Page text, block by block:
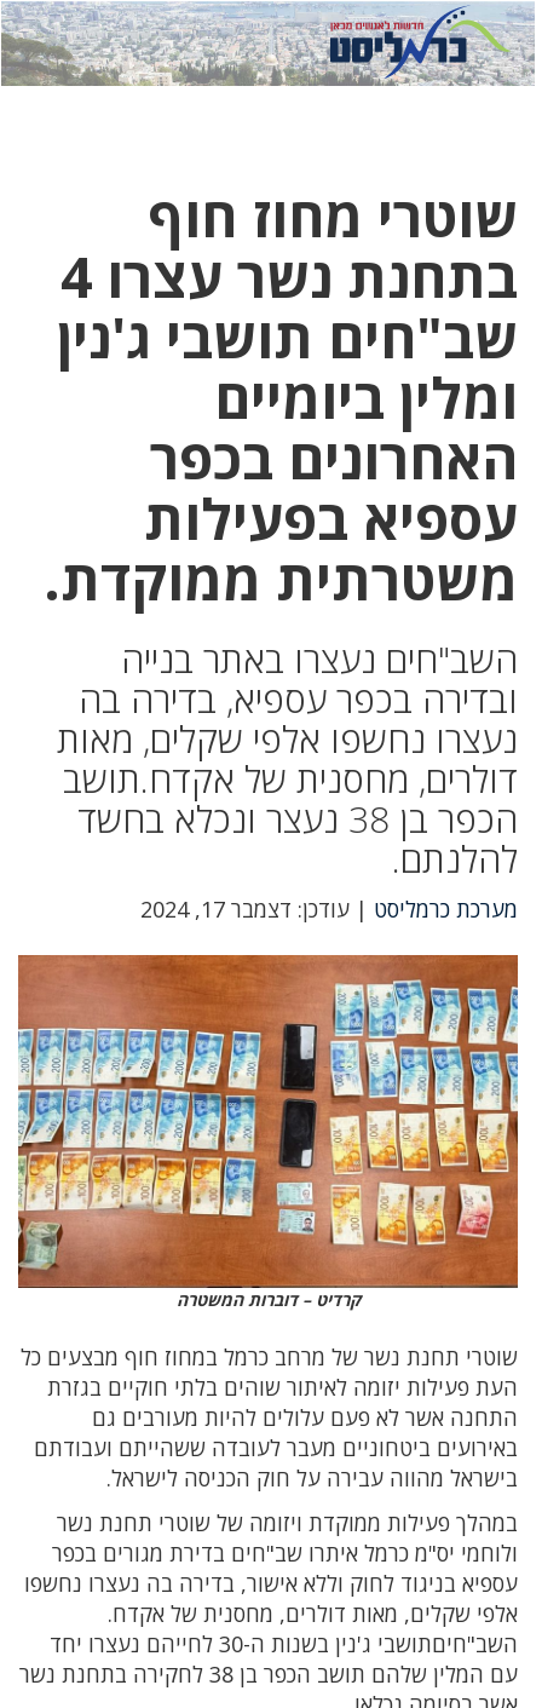
לחץ
כאן
לחץ
כדי
שוטרי מחוז חוף
בתחנת נשר עצרו 4
שב"חים תושבי ג'נין
ומלין ביומיים
האחרונים בכפר
עספיא בפעילות
משטרתית ממוקדת.
השב"חים נעצרו באתר בנייה
ובדירה בכפר עספיא, בדירה בה
נעצרו נחשפו אלפי שקלים, מאות
דולרים, מחסנית של אקדח.תושב
הכפר בן 38 נעצר ונכלא בחשד
להלנתם.
מערכת כרמליסט | עודכן: דצמבר 17, 2024
קרדיט – דוברות המשטרה
שוטרי תחנת נשר של מרחב כרמל במחוז חוף מבצעים כל
העת פעילות יזומה לאיתור שוהים בלתי חוקיים בגזרת
התחנה אשר לא פעם עלולים להיות מעורבים גם
באירועים ביטחוניים מעבר לעובדה ששהייתם ועבודתם
בישראל מהווה עבירה על חוק הכניסה לישראל.
במהלך פעילות ממוקדת ויזומה של שוטרי תחנת נשר
ולוחמי יס"מ כרמל איתרו שב"חים בדירת מגורים בכפר
עספיא בניגוד לחוק וללא אישור, בדירה בה נעצרו נחשפו
אלפי שקלים, מאות דולרים, מחסנית של אקדח.
השב"חיםתושבי ג'נין בשנות ה-30 לחייהם נעצרו יחד
עם המלין שלהם תושב הכפר בן 38 לחקירה בתחנת נשר